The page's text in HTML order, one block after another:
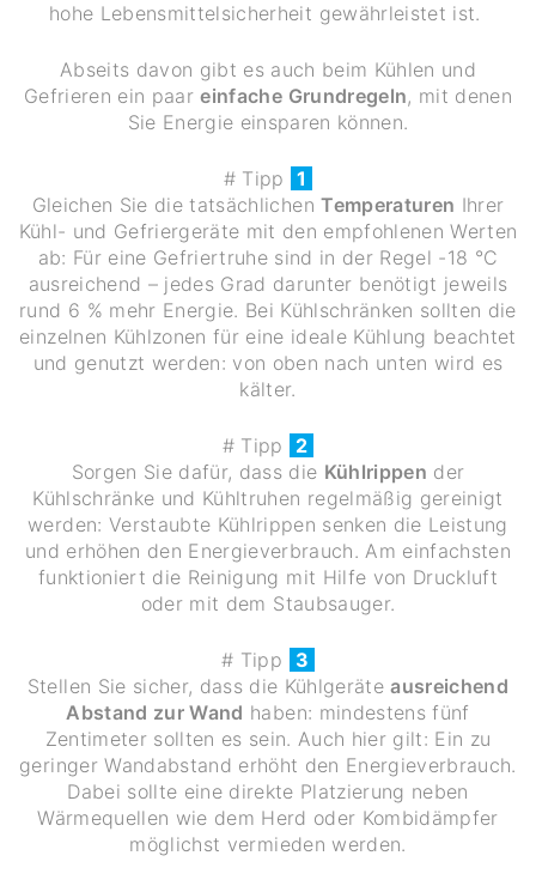
hohe Lebensmittelsicherheit gewährleistet ist.
Abseits davon gibt es auch beim Kühlen und
Gefrieren ein paareinfache Grundregeln, mit denen
Sie Energie einsparen können.
# Tipp
1
Gleichen Sie die tatsächlichenTemperaturen Ihrer
Kühl- und Gefriergeräte mit den empfohlenen Werten
ab: Für eine Gefriertruhe sind in der Regel -18 °C
ausreichend – jedes Grad darunter benötigt jeweils
rund 6 % mehr Energie. Bei Kühlschränken sollten die
einzelnen Kühlzonen für eine ideale Kühlung beachtet
und genutzt werden: von oben nach unten wird es
kälter.
# Tipp
2
Sorgen Sie dafür, dass die Kühlrippen der
Kühlschränke und Kühltruhen regelmäßig gereinigt
werden: Verstaubte Kühlrippen senken die Leistung
und erhöhen den Energieverbrauch. Am einfachsten
funktioniert die Reinigung mit Hilfe von Druckluft
oder mit dem Staubsauger.
# Tipp
3
Stellen Sie sicher, dass die Kühlgeräteausreichend
Abstand zur Wand haben: mindestens fünf
Zentimeter sollten es sein. Auch hier gilt: Ein zu
geringer Wandabstand erhöht den Energieverbrauch.
Dabei sollte eine direkte Platzierung neben
Wärmequellen wie dem Herd oder Kombidämpfer
möglichst vermieden werden.